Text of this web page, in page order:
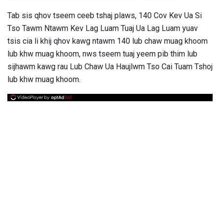
Tab sis qhov tseem ceeb tshaj plaws, 140 Cov Kev Ua Si
Tso Tawm Ntawm Kev Lag Luam Tuaj Ua Lag Luam yuav
tsis cia li khij qhov kawg ntawm 140 lub chaw muag khoom
lub khw muag khoom, nws tseem tuaj yeem pib thim lub
sijhawm kawg rau Lub Chaw Ua Haujlwm Tso Cai Tuam Tshoj
lub khw muag khoom.